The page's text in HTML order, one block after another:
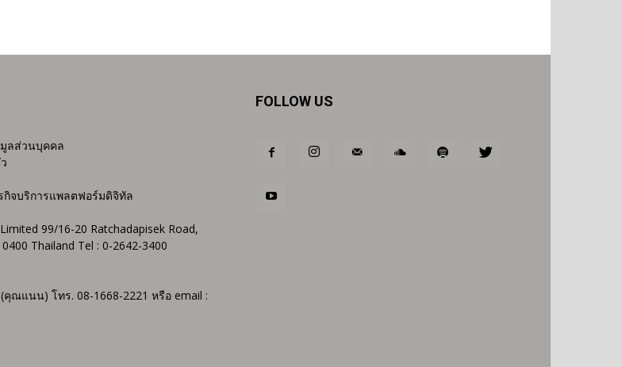
ลส่วนบุคคล
กิจบริการแพลตฟอร์มดิจิทัล
99/16-20 Ratchadapisek Road,
Thailand Tel : 0-2642-3400
ณแนน) โทร. 08-1668-2221 หรือ email :
FOLLOW US